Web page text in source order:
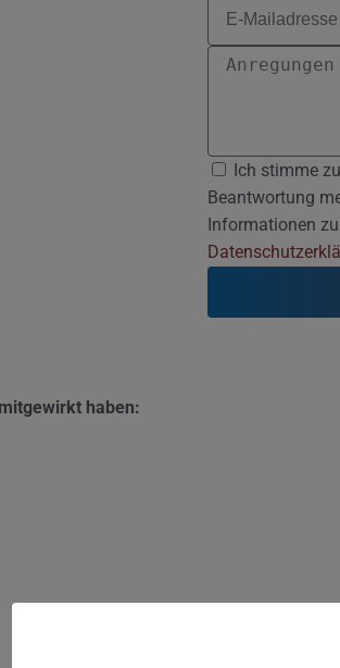
haben:
Ich stimme
Beantwortung
Informationen